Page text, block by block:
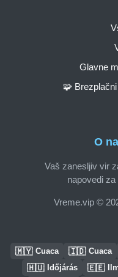
O
Vaš zanesljiv vir
napovedi
Vreme.vip ©
Glavne
🧩
🇲🇾 Cuaca 🇮🇩 Cuaca
🇭🇺 Időjárás 🇪🇪